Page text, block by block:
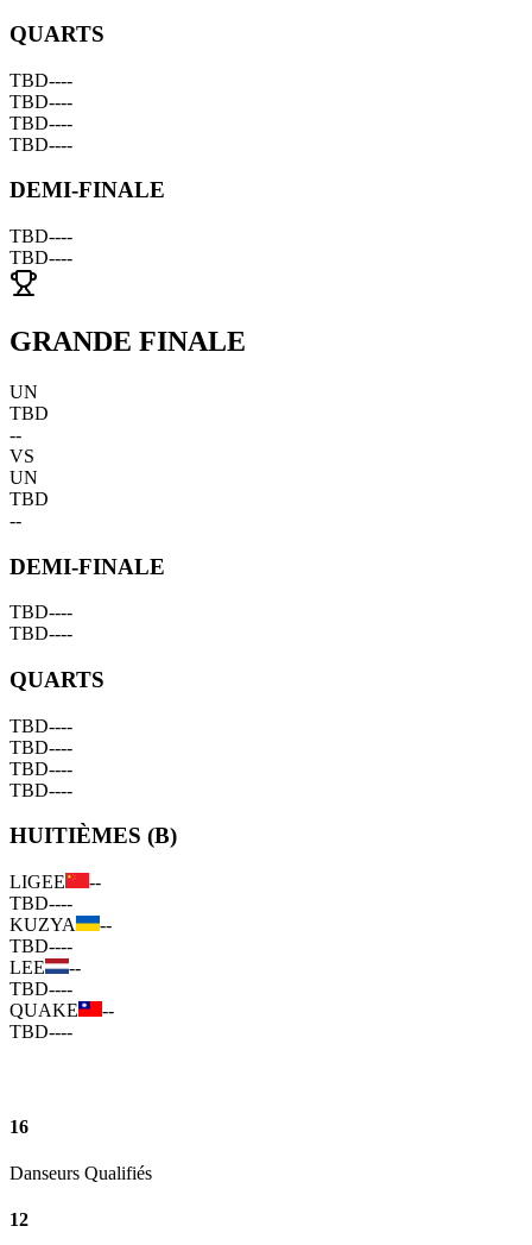
QUARTS
TBD----
TBD----
TBD----
TBD----
DEMI-FINALE
TBD----
TBD----
GRANDE FINALE
UN
TBD
--
VS
UN
TBD
--
DEMI-FINALE
TBD----
TBD----
QUARTS
TBD----
TBD----
TBD----
TBD----
HUITIÈMES (B)
LIGEE
--
TBD----
KUZYA
--
TBD----
LEE
--
TBD----
QUAKE
--
TBD----
16
Danseurs Qualifiés
12